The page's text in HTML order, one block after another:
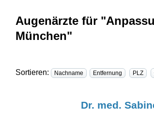
Augenärzte für
München"
Sortieren: Nachname Entfernung PLZ
Dr. med.